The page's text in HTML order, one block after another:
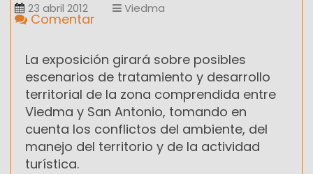
23 abril 2012 Viedma
Comentar
La exposición girará sobre posibles
escenarios de tratamiento y desarrollo
territorial de la zona comprendida entre
Viedma y San Antonio, tomando en
cuenta los conflictos del ambiente, del
manejo del territorio y de la actividad
turística.